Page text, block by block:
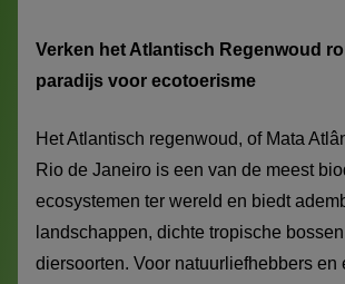
Verken het Atlantisch Regenwoud
paradijs voor ecotoerisme
Het Atlantisch regenwoud, of Mata
Rio de Janeiro is een van de meest
ecosystemen ter wereld en biedt
landschappen, dichte tropische
diersoorten. Voor natuurliefhebbers en